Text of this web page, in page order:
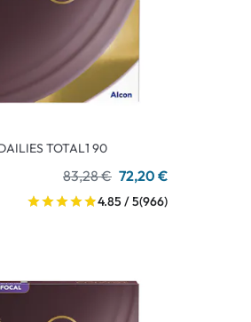
TOTAL1 90
83,28 € 72,20 €
4.85 / 5(966)